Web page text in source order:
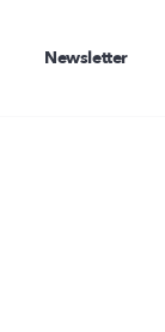
Newsletter